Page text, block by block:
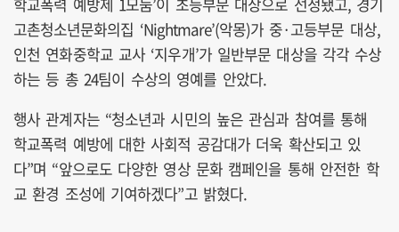
고촌청소년문화의집 ‘Nightmare’(악몽)가 중·고등부문 대상,
인천 연화중학교 교사 ‘지우개’가 일반부문 대상을 각각 수상
하는 등 총 24팀이 수상의 영예를 안았다.
행사 관계자는 “청소년과 시민의 높은 관심과 참여를 통해
학교폭력 예방에 대한 사회적 공감대가 더욱 확산되고 있
다”며 “앞으로도 다양한 영상 문화 캠페인을 통해 안전한 학
교 환경 조성에 기여하겠다”고 밝혔다.